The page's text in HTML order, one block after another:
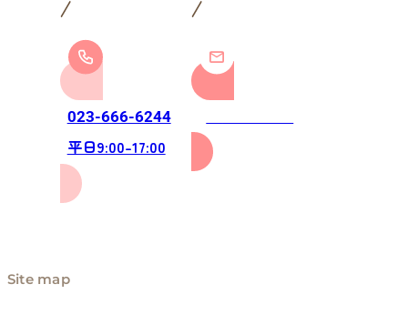
023-666-6244
平日9:00-17:00
Site map